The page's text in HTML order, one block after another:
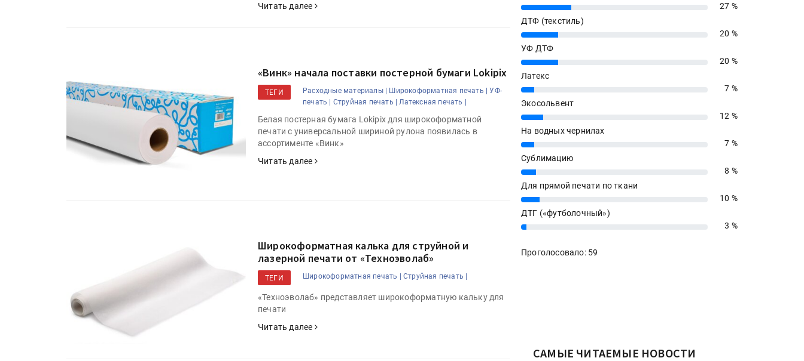
Читать далее
«Винк» начала поставки постерной бумаги Lokipix
ТЕГИ Расходные материалы | Широкоформатная печать | УФ-
печать | Струйная печать | Латексная печать |
Белая постерная бумага Lokipix для широкоформатной
печати с универсальной шириной рулона появилась в
ассортименте «Винк»
Читать далее
Широкоформатная калька для струйной и
лазерной печати от «Техноэволаб»
ТЕГИ Широкоформатная печать | Струйная печать |
«Техноэволаб» представляет широкоформатную кальку для
печати
Читать далее
27%
27 %
ДТФ (текстиль)
20%
20 %
УФ ДТФ
20%
20 %
Латекс
7%
7 %
Экосольвент
12%
12 %
На водных чернилах
7%
7 %
Сублимацию
8%
8 %
Для прямой печати по ткани
10%
10 %
ДТГ («футболочный»)
3% 3 %
Проголосовало: 59
САМЫЕ ЧИТАЕМЫЕ НОВОСТИ